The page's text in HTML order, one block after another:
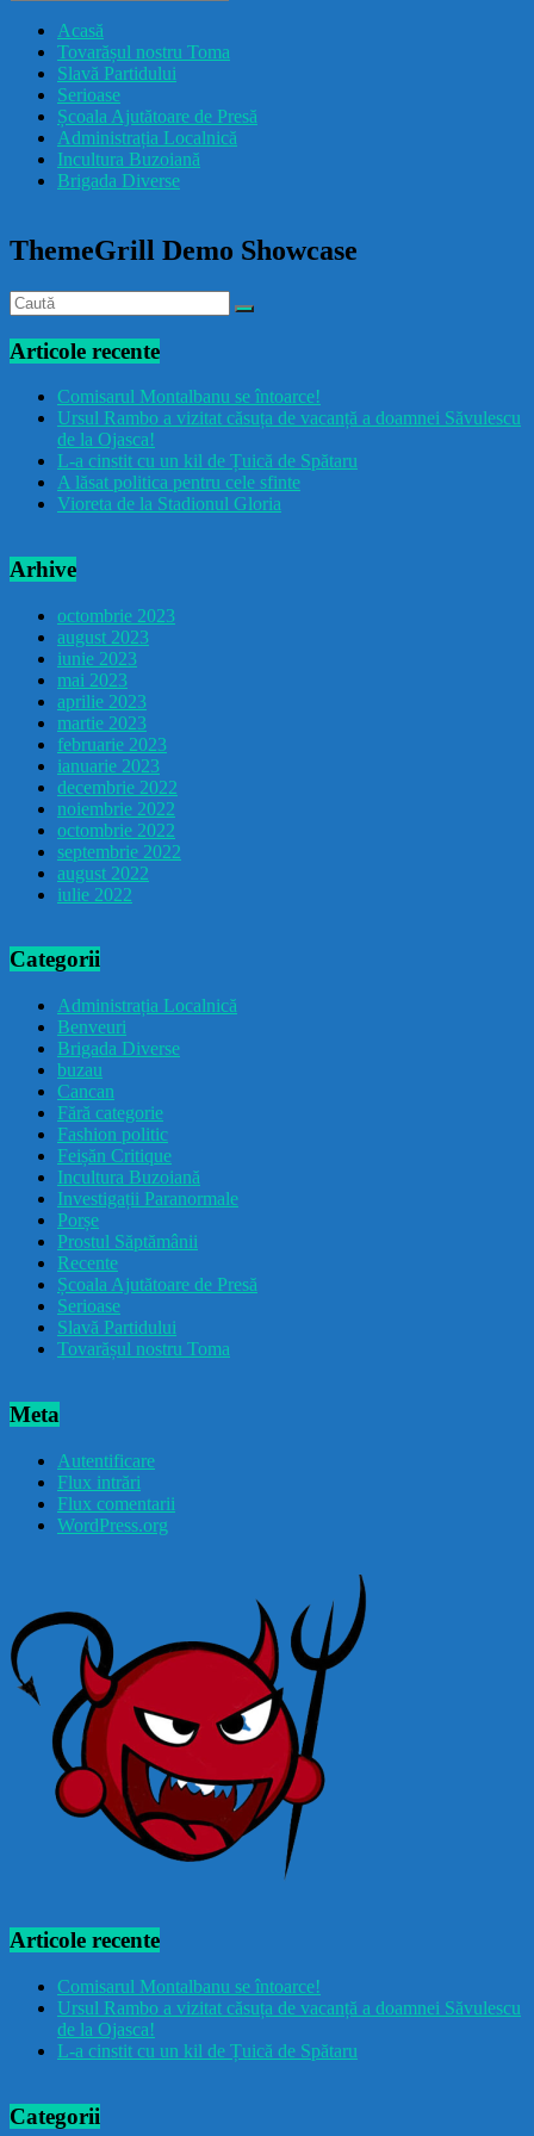
Acasă
Tovarășul nostru Toma
Slavă Partidului
Serioase
Școala Ajutătoare de Presă
Administrația Localnică
Incultura Buzoiană
Brigada Diverse
ThemeGrill Demo Showcase
Articole recente
Comisarul Montalbanu se întoarce!
Ursul Rambo a vizitat căsuța de vacanță a doamnei Săvulescu
de la Ojasca!
L-a cinstit cu un kil de Țuică de Spătaru
A lăsat politica pentru cele sfinte
Vioreta de la Stadionul Gloria
Arhive
octombrie 2023
august 2023
iunie 2023
mai 2023
aprilie 2023
martie 2023
februarie 2023
ianuarie 2023
decembrie 2022
noiembrie 2022
octombrie 2022
septembrie 2022
august 2022
iulie 2022
Categorii
Administrația Localnică
Benveuri
Brigada Diverse
buzau
Cancan
Fără categorie
Fashion politic
Feișăn Critique
Incultura Buzoiană
Investigații Paranormale
Porșe
Prostul Săptămânii
Recente
Școala Ajutătoare de Presă
Serioase
Slavă Partidului
Tovarășul nostru Toma
Meta
Autentificare
Flux intrări
Flux comentarii
WordPress.org
Articole recente
Comisarul Montalbanu se întoarce!
Ursul Rambo a vizitat căsuța de vacanță a doamnei Săvulescu
de la Ojasca!
L-a cinstit cu un kil de Țuică de Spătaru
Categorii